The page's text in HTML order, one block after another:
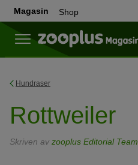
Magasin Shop
Hundraser
Rottweiler
Skriven av zooplus Editorial Team